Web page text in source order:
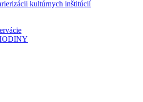
kultúrnych inštitúcií